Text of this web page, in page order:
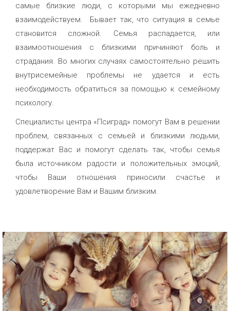
самые близкие люди, с которыми мы ежедневно
взаимодействуем. Бывает так, что ситуация в семье
становится сложной. Семья распадается, или
взаимоотношения с близкими причиняют боль и
страдания. Во многих случаях самостоятельно решить
внутрисемейные проблемы не удается и есть
необходимость обратиться за помощью к семейному
психологу.
Специалисты центра «Псиград» помогут Вам в решении
проблем, связанных с семьей и близкими людьми,
поддержат Вас и помогут сделать так, чтобы семья
была источником радости и положительных эмоций,
чтобы Ваши отношения приносили счастье и
удовлетворение Вам и Вашим близким.